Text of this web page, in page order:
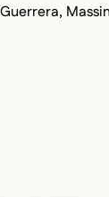
FAVORIS
DEVEZ ÊTRE
LA MODALE
LA MODALE
Guerrera,